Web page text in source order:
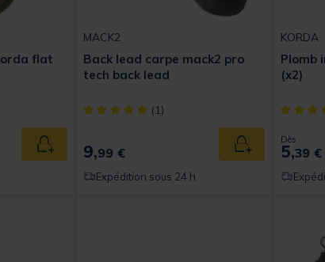
flat
Customer Rating
Ajouter au panier
MACK2
Back lead carpe mack2 pro
tech back lead
[object Object] out of 5 Customer Rating
(1)
9,99 € Ajouter au
Expédition sous 24 h
KORDA
Plomb
(x2)
[object
Dès
5,39 €